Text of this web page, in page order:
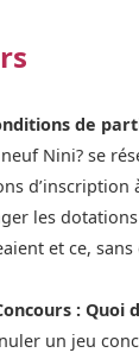
de
Nini? se
d’inscription
les
et ce,
: Quoi
un jeu